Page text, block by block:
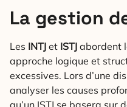
La gestion
Les INTJ et ISTJ abordent
approche logique et
excessives. Lors d’une
analyser les causes